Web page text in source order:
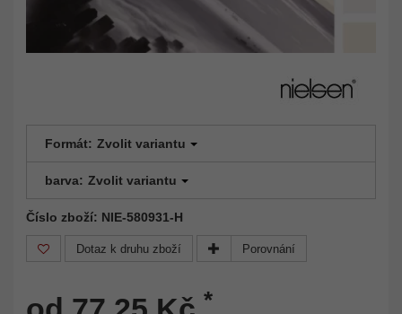
Formát: Zvolit variantu
barva: Zvolit variantu
Číslo zboží: NIE-580931-H
Dotaz k druhu zboží Porovnání
*